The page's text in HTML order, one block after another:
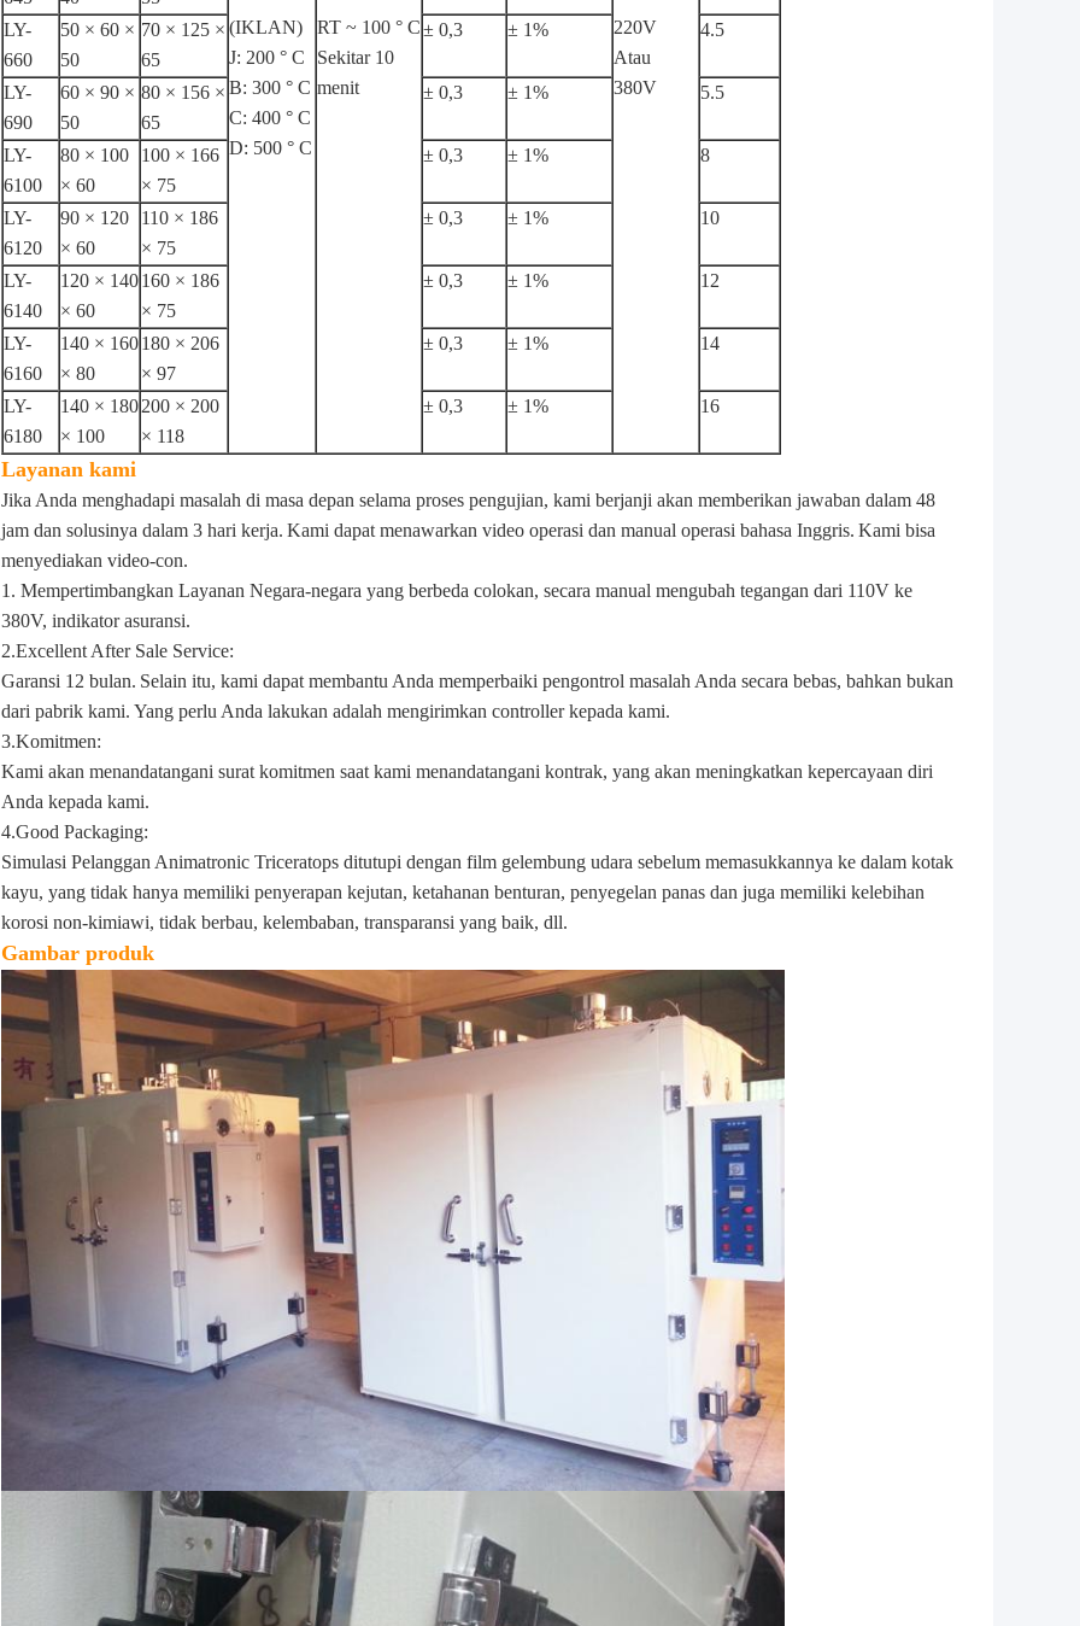
(IKLAN)
J: 200 ° C
B: 300 ° C
C: 400 ° C
D: 500 ° C
RT ~ 100 ° C
Sekitar 10
menit
220V
Atau
380V
LY-
660
50 × 60 ×
50
70 × 125 ×
65
± 0,3 ± 1% 4.5
LY-
690
60 × 90 ×
50
80 × 156 ×
65
± 0,3 ± 1% 5.5
LY-
6100
80 × 100
× 60
100 × 166
× 75
± 0,3 ± 1% 8
LY-
6120
90 × 120
× 60
110 × 186
× 75
± 0,3 ± 1% 10
LY-
6140
120 × 140
× 60
160 × 186
× 75
± 0,3 ± 1% 12
LY-
6160
140 × 160
× 80
180 × 206
× 97
± 0,3 ± 1% 14
LY-
6180
140 × 180
× 100
200 × 200
× 118
± 0,3 ± 1% 16
Layanan kami
Jika Anda menghadapi masalah di masa depan selama proses pengujian, kami berjanji akan memberikan jawaban dalam 48
jam dan solusinya dalam 3 hari kerja. Kami dapat menawarkan video operasi dan manual operasi bahasa Inggris. Kami bisa
menyediakan video-con.
1. Mempertimbangkan Layanan Negara-negara yang berbeda colokan, secara manual mengubah tegangan dari 110V ke
380V, indikator asuransi.
2.Excellent After Sale Service:
Garansi 12 bulan. Selain itu, kami dapat membantu Anda memperbaiki pengontrol masalah Anda secara bebas, bahkan bukan
dari pabrik kami. Yang perlu Anda lakukan adalah mengirimkan controller kepada kami.
3.Komitmen:
Kami akan menandatangani surat komitmen saat kami menandatangani kontrak, yang akan meningkatkan kepercayaan diri
Anda kepada kami.
4.Good Packaging:
Simulasi Pelanggan Animatronic Triceratops ditutupi dengan film gelembung udara sebelum memasukkannya ke dalam kotak
kayu, yang tidak hanya memiliki penyerapan kejutan, ketahanan benturan, penyegelan panas dan juga memiliki kelebihan
korosi non-kimiawi, tidak berbau, kelembaban, transparansi yang baik, dll.
Gambar produk